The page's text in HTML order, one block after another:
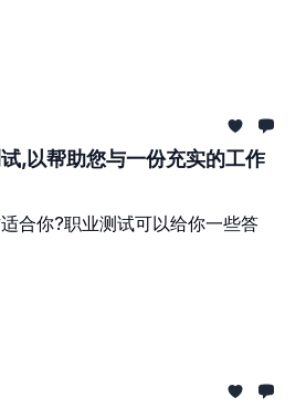
,以帮助您与一份充实的工作
合你?职业测试可以给你一些答